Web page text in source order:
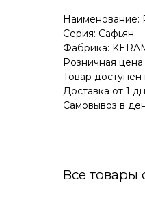
Наименование:
Серия: Сафьян
Фабрика:
Розничная
Товар доступен
Доставка от 1
Самовывоз в
Все товары